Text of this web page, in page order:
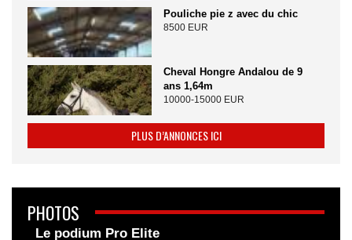
Pouliche pie z avec du chic
8500 EUR
Cheval Hongre Andalou de 9
ans 1,64m
10000-15000 EUR
PLUS D’ANNONCES ICI
PHOTOS
Le podium Pro Elite